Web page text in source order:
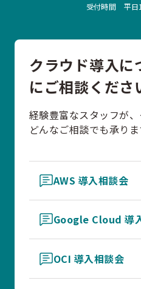
受付時間 平日
クラウド導入に
にご相談くださ
経験豊富なスタッフが
どんなご相談でも承り
AWS 導入相談会
Google Cloud 導
OCI 導入相談会